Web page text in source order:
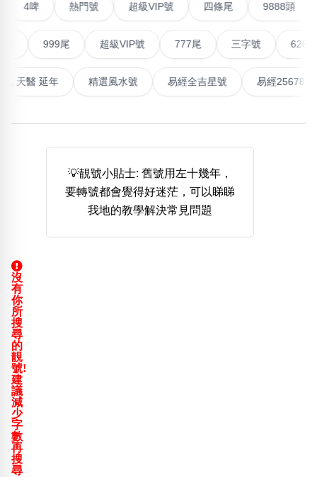
無0 無3無4無5 無7無8無9
清除全部分類
搜尋
888尾
999尾 777尾 9字頭 6字頭
無4字
全大數字
5萬以上 生天延 全吉星(全號)
清除全部分類
熱門號 超級VIP號 四條尾 9888
999尾 超級VIP號 777尾 三字號 6288頭
能量生氣 天醫 延年 精選風水號 易經全吉星號 易經
💡靚號小貼士: 舊號用左十幾年，
要轉號都會覺得好迷茫，可以睇睇
我地的教學解決常見問題
沒
有
你
所
搜
尋
的
靚
號!
建
議
減
少
字
數
再
搜
尋